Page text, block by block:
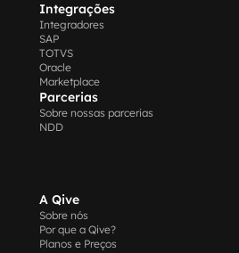
Integrações
Integradores
SAP
TOTVS
Oracle
Marketplace
Parcerias
Sobre nossas parcerias
NDD
A Qive
Sobre nós
Por que a Qive?
Planos e Preços